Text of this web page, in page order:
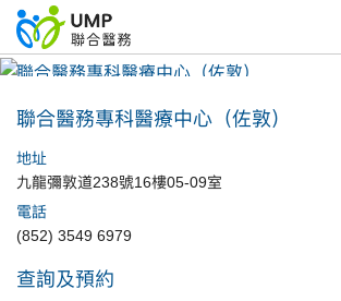
聯合醫務專科醫療中心（佐敦）
聯合醫務專科醫療中心（佐敦）
地址
九龍彌敦道238號16樓05-09室
電話
(852) 3549 6979
查詢及預約